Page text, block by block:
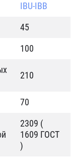
IBU-IBB
45
100
210
70
2309 (
1609 ГОСТ
)